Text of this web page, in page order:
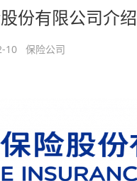
份有限公司介绍
10 保险公司